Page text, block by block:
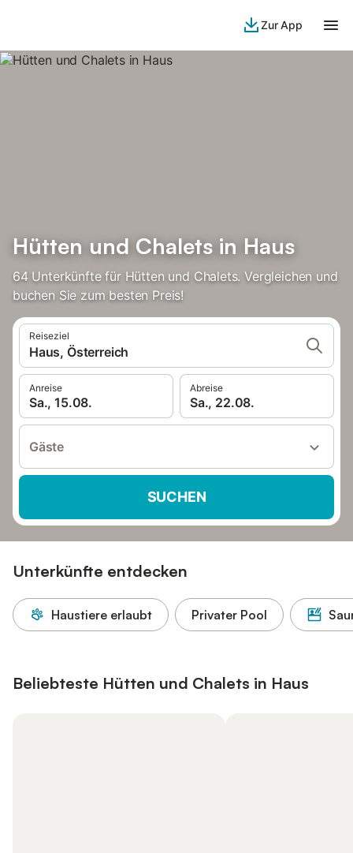
Zur App
Hütten und Chalets in Haus
64 Unterkünfte für Hütten und Chalets. Vergleichen und
buchen Sie zum besten Preis!
Reiseziel
Haus, Österreich
Anreise
Sa., 15.08.
Abreise
Sa., 22.08.
Gäste
SUCHEN
Unterkünfte entdecken
Haustiere erlaubt Privater Pool
Beliebteste Hütten und Chalets in Haus